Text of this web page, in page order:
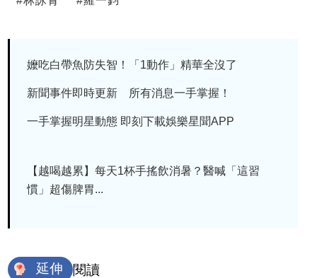
嬤吃白帶魚防失智！「1動作」精華全沒了
新聞事件即時更新 所有消息一手掌握！
一手掌握明星動態 即刻下載娛樂星聞APP
【越喝越累】每天1杯手搖飲消暑？醫喊「這習
慣」超傷脾胃...
延伸 閱讀